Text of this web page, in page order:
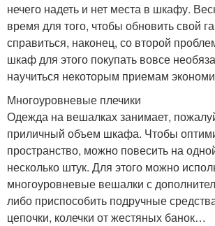
нечего надеть и нет места в шкафу.
время для того, чтобы обновить свой
справиться, наконец, со второй
шкаф для этого покупать вовсе
научиться некоторым приемам
Многоуровневые плечики
Одежда на вешалках занимает,
приличный объем шкафа. Чтобы
пространство, можно повесить на
несколько штук. Для этого можно
многоуровневые вешалки с
либо приспособить подручные
цепочки, колечки от жестяных банок…